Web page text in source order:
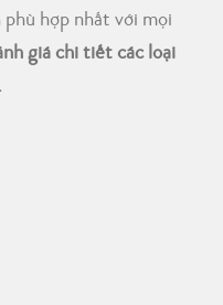
phù hợp nhất với mọi
giá chi tiết các loại